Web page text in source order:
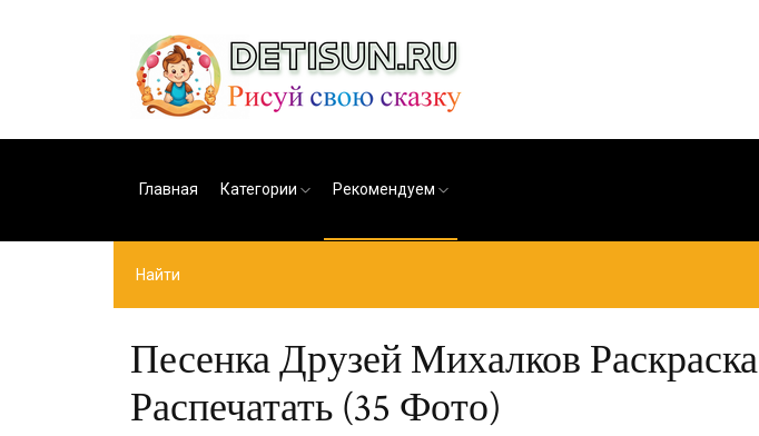
Главная Категории Рекомендуем
Песенка Друзей Михалков Раскраска
Распечатать (35 Фото)